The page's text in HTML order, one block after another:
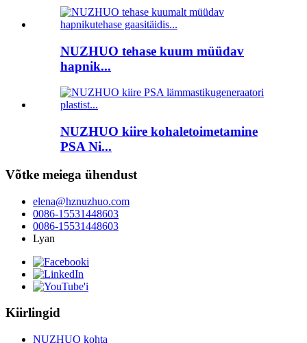
NUZHUO tehase kuum müüdav
hapnik...
NUZHUO kiire kohaletoimetamine
PSA Ni...
Võtke meiega ühendust
elena@hznuzhuo.com
0086-15531448603
0086-15531448603
Lyan
Kiirlingid
NUZHUO kohta